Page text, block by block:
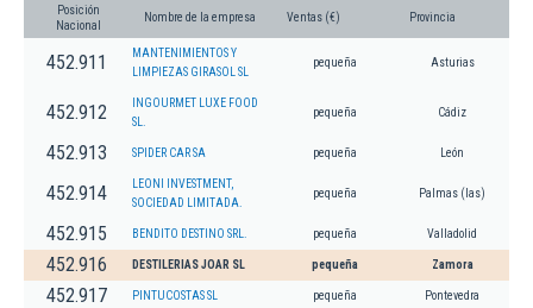
Posición
Nacional
Nombre de la empresa Ventas (€) Provincia
452.911
MANTENIMIENTOS Y
LIMPIEZAS GIRASOL SL
pequeña Asturias
452.912
INGOURMET LUXE FOOD
SL.
pequeña Cádiz
452.913 SPIDER CAR SA pequeña León
452.914
LEONI INVESTMENT,
SOCIEDAD LIMITADA.
pequeña Palmas (las)
452.915 BENDITO DESTINO SRL. pequeña Valladolid
452.916 DESTILERIAS JOAR SL pequeña Zamora
452.917 PINTUCOSTAS SL pequeña Pontevedra